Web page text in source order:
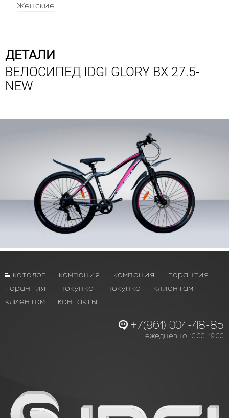
Женские
ДЕТАЛИ
ВЕЛОСИПЕД IDGI GLORY BX 27.5-
NEW
каталог компания компания
гарантия
гарантия
покупка покупка
клиентам
клиентам
контакты
+7(961) 004-48-85
ежедневно 10:00-19:00